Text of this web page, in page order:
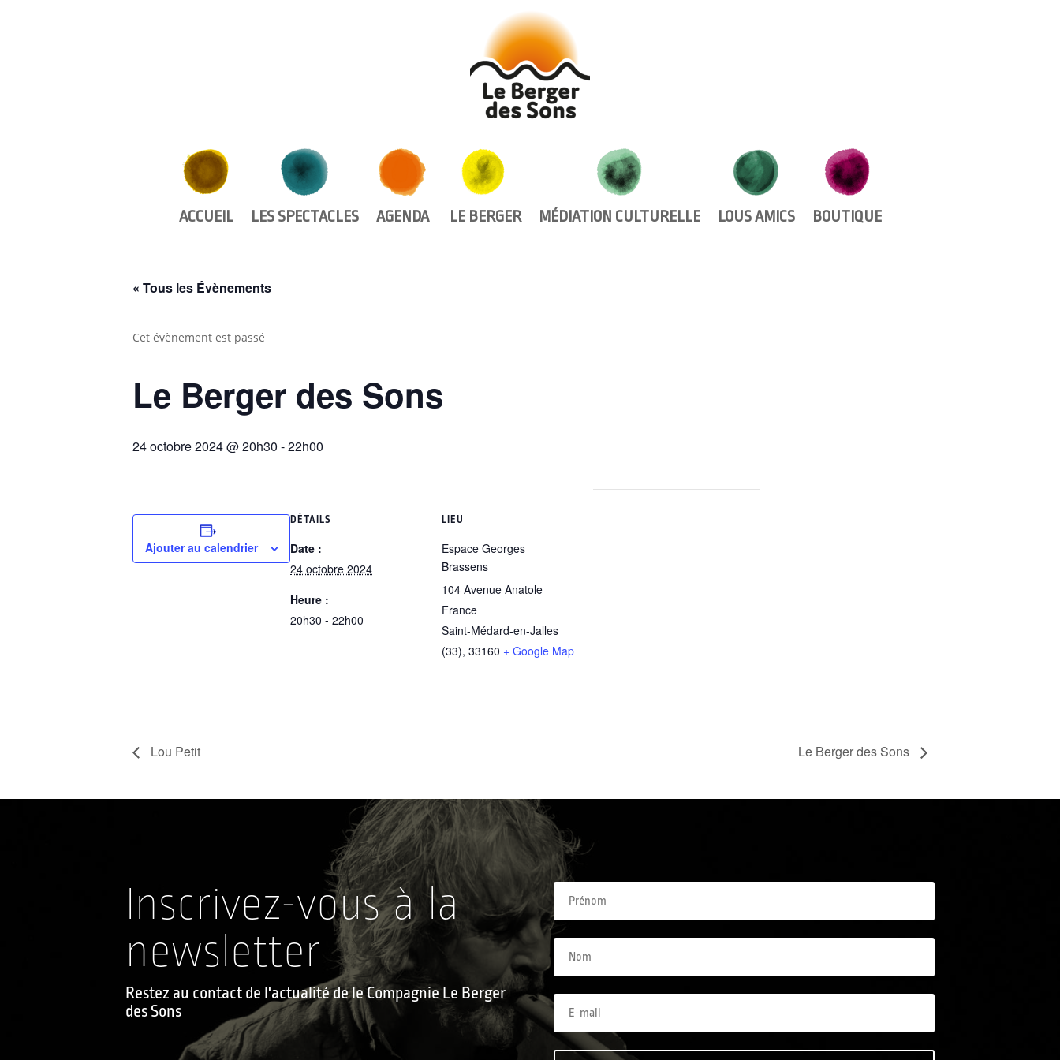
ACCUEIL LES SPECTACLES AGENDA LE BERGER MÉDIATION CULTURELLE LOUS AMICS BOUTIQUE
« Tous les Évènements
Cet évènement est passé
Le Berger des Sons
24 octobre 2024 @ 20h30 -22h00
Ajouter au calendrier
DÉTAILS
Date :
24 octobre 2024
Heure :
20h30 - 22h00
LIEU
Espace Georges
Brassens
104 Avenue Anatole
France
Saint-Médard-en-Jalles
(33), 33160 + Google Map
Lou Petit Le Berger des Sons
Inscrivez-vous à la
newsletter
Restez au contact de l'actualité de le Compagnie Le Berger
des Sons